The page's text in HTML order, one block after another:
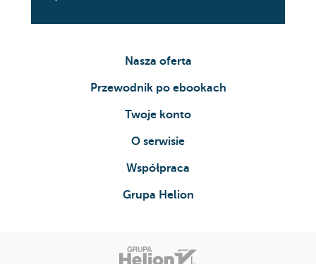
Nasza oferta
Przewodnik po ebookach
Twoje konto
O serwisie
Współpraca
Grupa Helion